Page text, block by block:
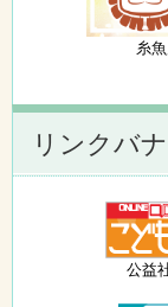
糸
リンクバ
公益